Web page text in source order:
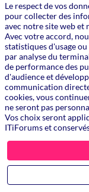
Il
Le respect de vos
pour collecter des
avec notre site web et
Avec votre accord,
statistiques d'usage
par analyse du
de performance des
d'audience et
communication
cookies, vous
ne seront pas
Vos choix seront
ITiForums et